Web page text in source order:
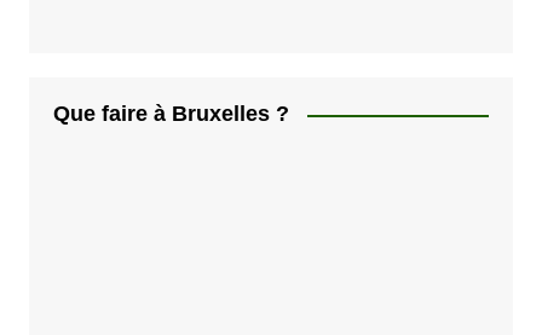
Que faire à Bruxelles ?